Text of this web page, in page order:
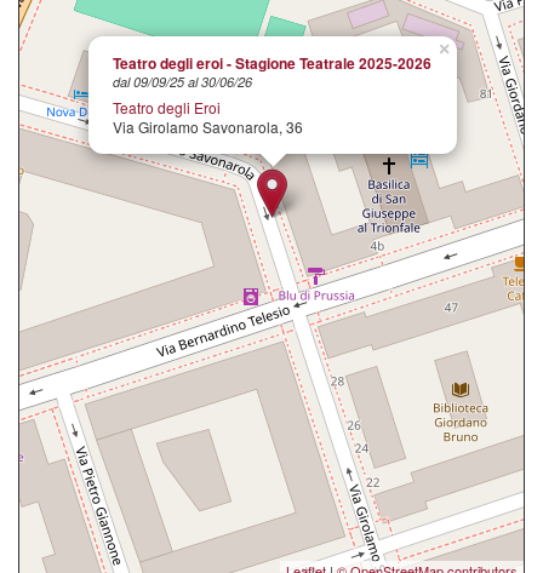
×
Teatro degli eroi - Stagione Teatrale 2025-2026
dal 09/09/25 al 30/06/26
Teatro degli Eroi
Via Girolamo Savonarola, 36